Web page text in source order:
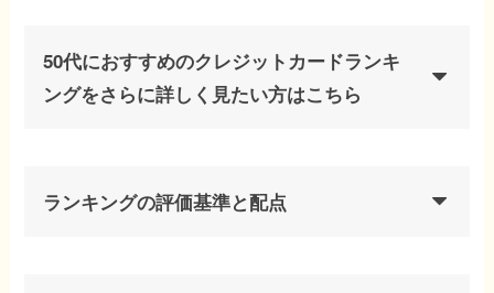
50代におすすめのクレジットカードランキ
ングをさらに詳しく見たい方はこちら
ランキングの評価基準と配点